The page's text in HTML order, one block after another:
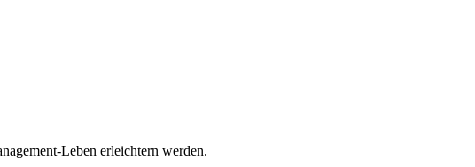
Leben erleichtern werden.